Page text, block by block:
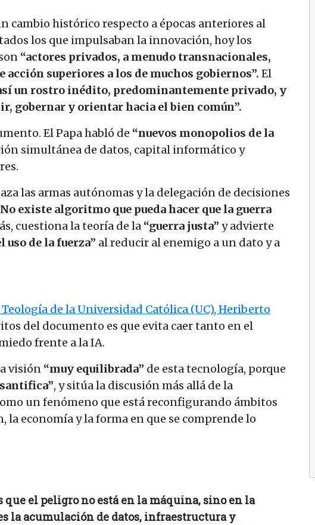
cambio histórico respecto a épocas anteriores al
los que impulsaban la innovación, hoy los
“actores privados, a menudo transnacionales,
acción superiores a los de muchos gobiernos”. El
un rostro inédito, predominantemente privado, y
gobernar y orientar hacia el bien común”.
El Papa habló de “nuevos monopolios de la
simultánea de datos, capital informático y
las armas autónomas y la delegación de decisiones
existe algoritmo que pueda hacer que la guerra
cuestiona la teoría de la “guerra justa” y advierte
uso de la fuerza” al reducir al enemigo a un dato y a
de la Universidad Católica (UC), Heriberto
del documento es que evita caer tanto en el
frente a la IA.
visión “muy equilibrada” de esta tecnología, porque
, y sitúa la discusión más allá de la
un fenómeno que está reconfigurando ámbitos
la economía y la forma en que se comprende lo
que el peligro no está en la máquina, sino en la
la acumulación de datos, infraestructura y